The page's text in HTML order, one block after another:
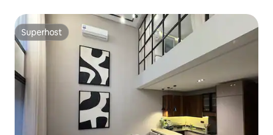
Superhost
Superhost